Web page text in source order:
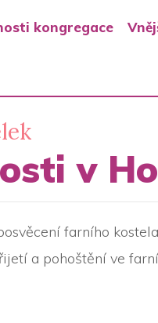
kongregace
v
farního
a pohoštění ve